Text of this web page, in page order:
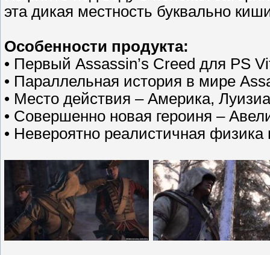
эта дикая местность буквально
Особенности продукта:
• Первый Assassin’s Creed для PS
• Параллельная история в мире
• Место действия – Америка,
• Совершенно новая героиня –
• Невероятно реалистичная